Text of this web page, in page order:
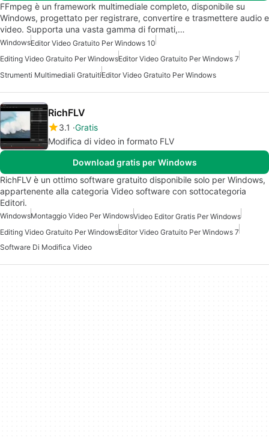
FFmpeg è un framework multimediale completo, disponibile su
Windows, progettato per registrare, convertire e trasmettere audio e
video. Supporta una vasta gamma di formati,…
WindowsEditor Video Gratuito Per Windows 10
Editing Video Gratuito Per WindowsEditor Video Gratuito Per Windows 7
Strumenti Multimediali GratuitiEditor Video Gratuito Per Windows
RichFLV
3.1 Gratis
Modifica di video in formato FLV
Download gratis per Windows
RichFLV è un ottimo software gratuito disponibile solo per Windows,
appartenente alla categoria Video software con sottocategoria
Editori.
WindowsMontaggio Video Per WindowsVideo Editor Gratis Per Windows
Editing Video Gratuito Per WindowsEditor Video Gratuito Per Windows 7
Software Di Modifica Video